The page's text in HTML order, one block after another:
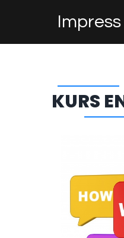
KURS